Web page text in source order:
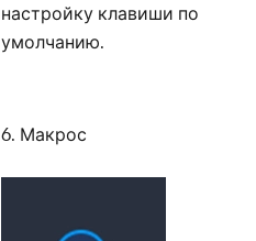
настройку клавиши по
умолчанию.
6. Макрос